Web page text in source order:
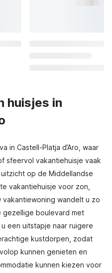
huisjes in
in Castell-Platja d’Aro, waar
sfeervol vakantiehuisje vaak
op de Middellandse
vakantiehuisje voor zon,
wandelt u zo
gezellige boulevard met
een uitstapje naar ruigere
kustdorpen, zodat
kunnen genieten en
kunnen kiezen voor